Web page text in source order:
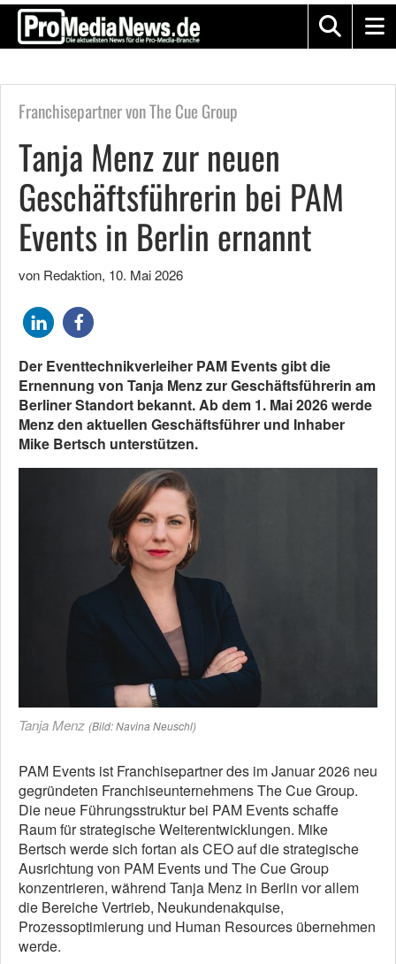
Franchisepartner von The Cue Group
Tanja Menz zur neuen
Geschäftsführerin bei PAM
Events in Berlin ernannt
von Redaktion, 10. Mai 2026
Der Eventtechnikverleiher PAM Events gibt die
Ernennung von Tanja Menz zur Geschäftsführerin am
Berliner Standort bekannt. Ab dem 1. Mai 2026 werde
Menz den aktuellen Geschäftsführer und Inhaber
Mike Bertsch unterstützen.
Tanja Menz (Bild: Navina Neuschl)
PAM Events ist Franchisepartner des im Januar 2026 neu
gegründeten Franchiseunternehmens The Cue Group.
Die neue Führungsstruktur bei PAM Events schaffe
Raum für strategische Weiterentwicklungen. Mike
Bertsch werde sich fortan als CEO auf die strategische
Ausrichtung von PAM Events und The Cue Group
konzentrieren, während Tanja Menz in Berlin vor allem
die Bereiche Vertrieb, Neukundenakquise,
Prozessoptimierung und Human Resources übernehmen
werde.